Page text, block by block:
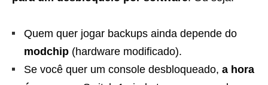
Quem quer jogar backups ainda depende do
modchip (hardware modificado).
Se você quer um console desbloqueado, a hora